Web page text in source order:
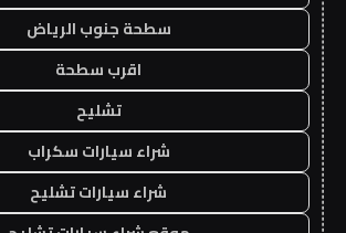
سطحة جنوب الرياض
اقرب سطحة
تشليح
شراء سيارات سكراب
شراء سيارات تشليح